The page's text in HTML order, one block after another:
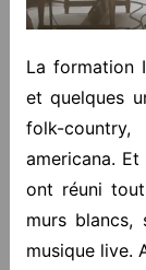
La formation
et quelques
folk-
americana.
ont réuni
murs blancs,
musique live.